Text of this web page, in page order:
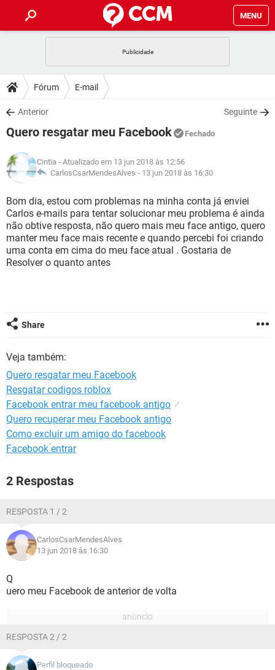
MENU
CELULAR
OUTLOOK
INSTAGRAM GMAIL
GUIA DE COMPRAS
DICAS
JOGOS
INSTAGRAM GMAIL
GUIA DE COMPRAS
DOWNLOADS
JOGOS WHATSAPP
CELULAR
OUTLOOK EXCEL
INSTAGRAM GMAIL
GUIA DE COMPRAS
FÓRUM
JOGOS WHATSAPP
CELULAR
OUTLOOK EXCEL
INSTAGRAM GMAIL
GUIA DE COMPRAS
GLOSSÁRIO
JOGOS WHATSAPP
CELULAR FACEBOOK
OUTLOOK EXCEL
INSTAGRAM
Fórum E-mail
Anterior Seguinte
Quero resgatar meu Facebook Fechado
Cintia - Atualizado em 13 jun 2018 às 12:56
CarlosCsarMendesAlves - 13 jun 2018 às 16:30
Bom dia, estou com problemas na minha conta já enviei
Carlos e-mails para tentar solucionar meu problema é ainda
não obtive resposta, não quero mais meu face antigo, quero
manter meu face mais recente e quando percebi foi criando
uma conta em cima do meu face atual . Gostaria de
Resolver o quanto antes
Share
Veja também:
Quero resgatar meu Facebook
Resgatar codigos roblox
Facebook entrar meu facebook antigo ✓
Quero recuperar meu Facebook antigo
Como excluir um amigo do facebook
Facebook ́entrar
2 Respostas
RESPOSTA 1 / 2
CarlosCsarMendesAlves
13 jun 2018 às 16:30
Q
uero meu Facebook de anterior de volta
RESPOSTA 2 / 2
Perfil bloqueado